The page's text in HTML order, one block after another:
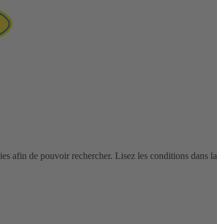
afin de pouvoir rechercher. Lisez les conditions dans la